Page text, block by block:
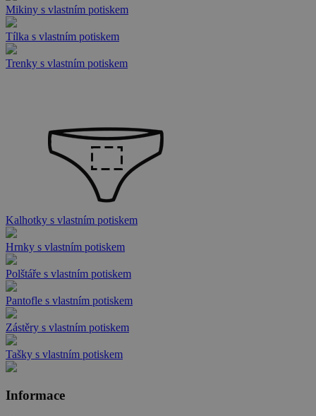
Mikiny s vlastním potiskem
Tílka s vlastním potiskem
Trenky s vlastním potiskem
Kalhotky s vlastním potiskem
Hrnky s vlastním potiskem
Polštáře s vlastním potiskem
Pantofle s vlastním potiskem
Zástěry s vlastním potiskem
Tašky s vlastním potiskem
Informace